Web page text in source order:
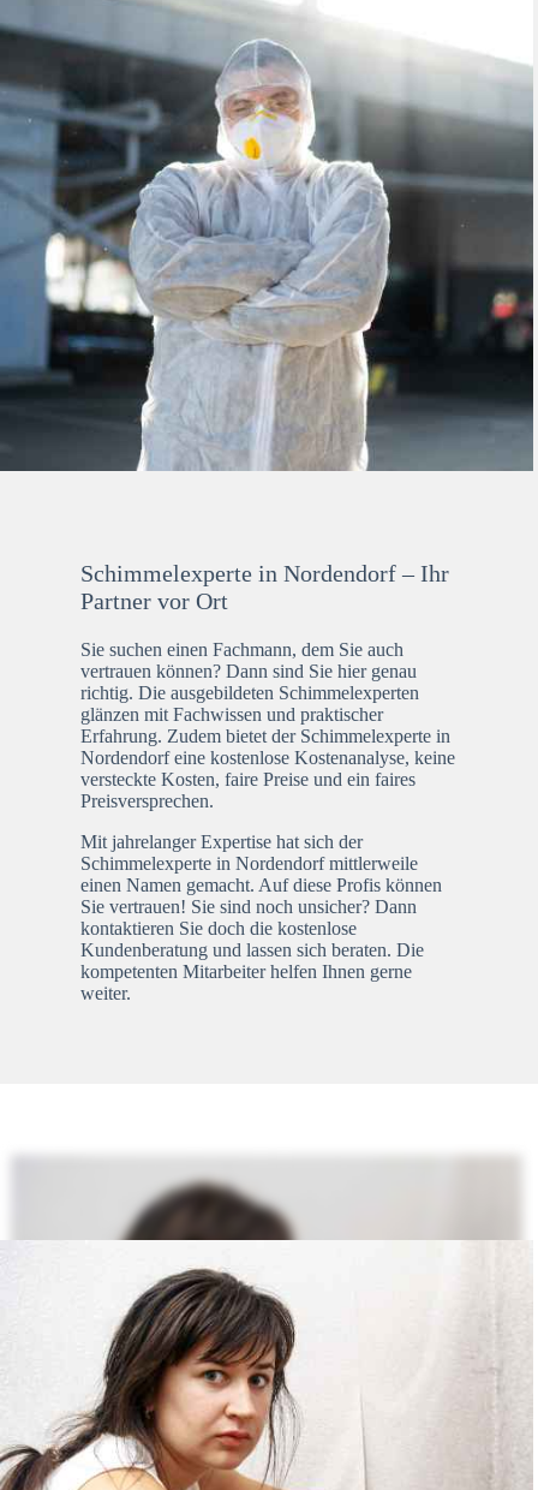
Schimmelexperte in Nordendorf – Ihr
Partner vor Ort
Sie suchen einen Fachmann, dem Sie auch
vertrauen können? Dann sind Sie hier genau
richtig. Die ausgebildeten Schimmelexperten
glänzen mit Fachwissen und praktischer
Erfahrung. Zudem bietet der Schimmelexperte in
Nordendorf eine kostenlose Kostenanalyse, keine
versteckte Kosten, faire Preise und ein faires
Preisversprechen.
Mit jahrelanger Expertise hat sich der
Schimmelexperte in Nordendorf mittlerweile
einen Namen gemacht. Auf diese Profis können
Sie vertrauen! Sie sind noch unsicher? Dann
kontaktieren Sie doch die kostenlose
Kundenberatung und lassen sich beraten. Die
kompetenten Mitarbeiter helfen Ihnen gerne
weiter.